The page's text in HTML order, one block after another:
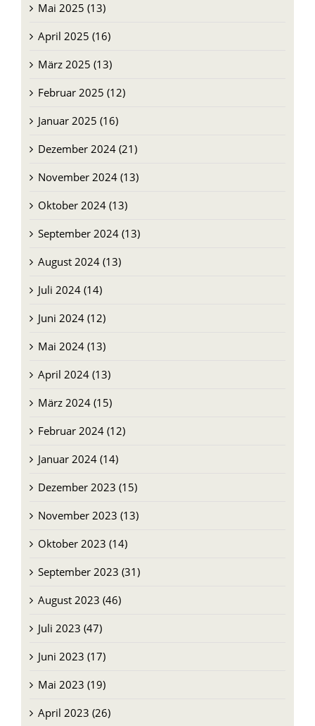
Mai 2025 (13)
April 2025 (16)
März 2025 (13)
Februar 2025 (12)
Januar 2025 (16)
Dezember 2024 (21)
November 2024 (13)
Oktober 2024 (13)
September 2024 (13)
August 2024 (13)
Juli 2024 (14)
Juni 2024 (12)
Mai 2024 (13)
April 2024 (13)
März 2024 (15)
Februar 2024 (12)
Januar 2024 (14)
Dezember 2023 (15)
November 2023 (13)
Oktober 2023 (14)
September 2023 (31)
August 2023 (46)
Juli 2023 (47)
Juni 2023 (17)
Mai 2023 (19)
April 2023 (26)